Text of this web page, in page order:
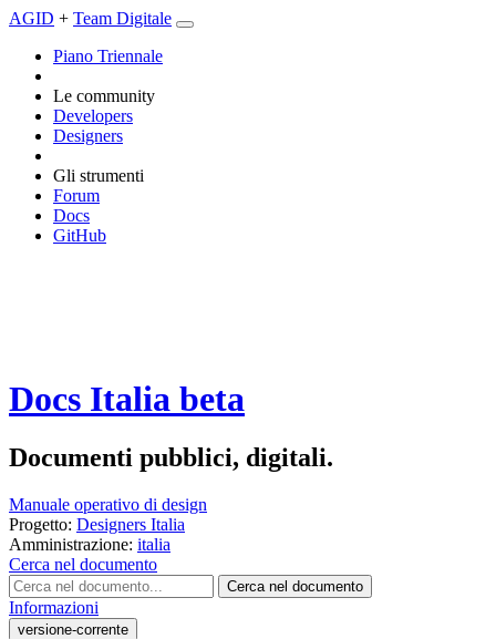
AGID + Team Digitale
Piano Triennale
Le community
Developers
Designers
Gli strumenti
Forum
Docs
GitHub
Docs Italia beta
Documenti pubblici, digitali.
Manuale operativo di design
Progetto: Designers Italia
Amministrazione: italia
Cerca nel documento
Cerca nel documento
Informazioni
versione-corrente